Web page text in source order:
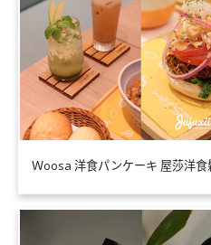
Ｗoosa 洋食パンケーキ 屋莎洋食